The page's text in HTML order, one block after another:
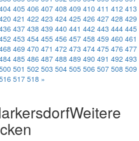
405 406 407 408 409 410 411 412 413
421 422 423 424 425 426 427 428 429
437 438 439 440 441 442 443 444 445
453 454 455 456 457 458 459 460 461
469 470 471 472 473 474 475 476 477
485 486 487 488 489 490 491 492 493
501 502 503 504 505 506 507 508 509
517 518 »
Weitere